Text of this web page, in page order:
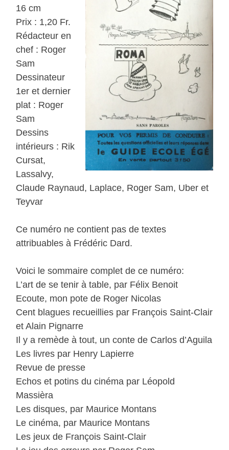
16 cm
Prix : 1,20 Fr.
Rédacteur en
chef : Roger
Sam
Dessinateur
1er et dernier
plat : Roger
Sam
Dessins
intérieurs : Rik
Cursat,
Lassalvy,
Claude Raynaud, Laplace, Roger Sam, Uber et
Teyvar
Ce numéro ne contient pas de textes
attribuables à Frédéric Dard.
Voici le sommaire complet de ce numéro:
L’art de se tenir à table, par Félix Benoit
Ecoute, mon pote de Roger Nicolas
Cent blagues recueillies par François Saint-Clair
et Alain Pignarre
Il y a remède à tout, un conte de Carlos d’Aguila
Les livres par Henry Lapierre
Revue de presse
Echos et potins du cinéma par Léopold
Massièra
Les disques, par Maurice Montans
Le cinéma, par Maurice Montans
Les jeux de François Saint-Clair